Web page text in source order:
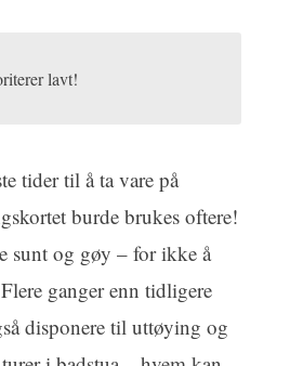
lavt!
tider til å ta vare på
burde brukes oftere!
sunt og gøy – for ikke å
ganger enn tidligere
disponere til uttøying og